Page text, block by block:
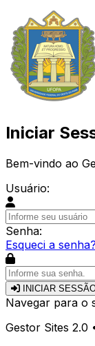
Iniciar
Bem-vindo ao
Usuário:
Senha:
Esqueci a senha?
INICIAR
Navegar para o
Gestor Sites 2.0